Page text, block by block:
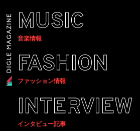
MUSIC
音楽情報
FASHION
ファッション情報
INTERVIEW
インタビュー記事